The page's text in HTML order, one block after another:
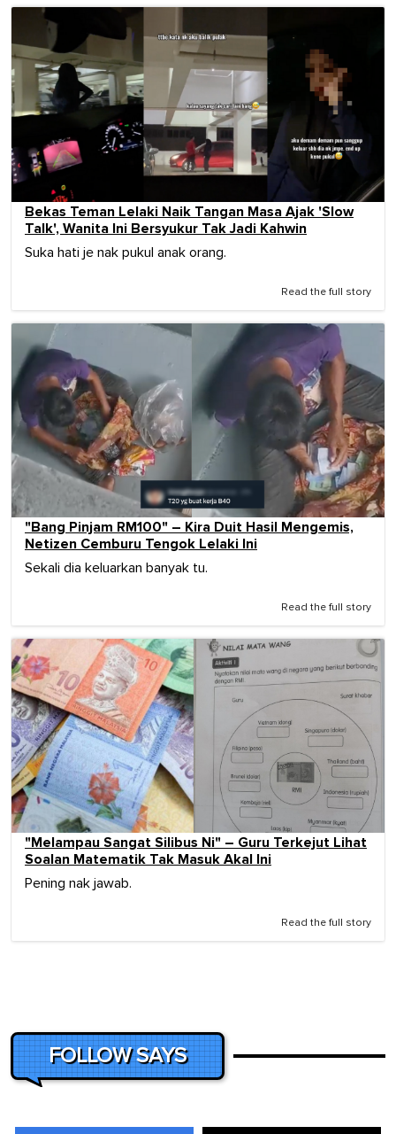
Bekas Teman Lelaki Naik Tangan Masa Ajak 'Slow
Talk', Wanita Ini Bersyukur Tak Jadi Kahwin
Suka hati je nak pukul anak orang.
Read the full story
"Bang Pinjam RM100" – Kira Duit Hasil Mengemis,
Netizen Cemburu Tengok Lelaki Ini
Sekali dia keluarkan banyak tu.
Read the full story
"Melampau Sangat Silibus Ni" – Guru Terkejut Lihat
Soalan Matematik Tak Masuk Akal Ini
Pening nak jawab.
Read the full story
FOLLOW SAYS